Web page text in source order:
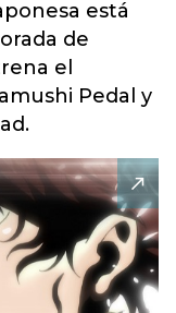
está
de
el
Pedal y